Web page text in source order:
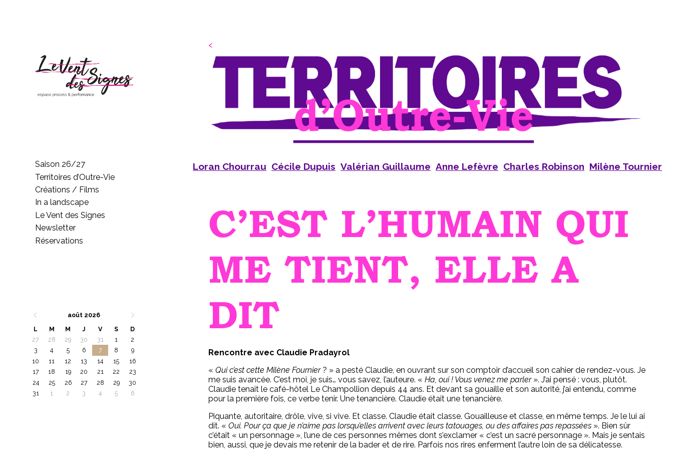
Saison 26/27
Territoires d’Outre-Vie
Créations / Films
In a landscape
Le Vent des Signes
Newsletter
Réservations
août 2026
L
M M J V S
D
27
28 29 30 31 1
2
3
4 5 6 7 8
9
10
11 12 13 14 15
16
17
18 19 20 21 22
23
24
25 26 27 28 29
30
31
1 2 3 4 5 6
<
Loran Chourrau Cécile Dupuis Valérian Guillaume Anne Lefèvre Charles Robinson Milène Tournier
C’EST L’HUMAIN QUI
ME TIENT, ELLE A
DIT
Rencontre avec Claudie Pradayrol
« Qui c’est cette Milène Fournier? » a pesté Claudie, en ouvrant sur son comptoir d’accueil son cahier de rendez-vous. Je
me suis avancée. C’est moi, je suis… vous savez, l’auteure. « Ha, oui ! Vous venez me parler». J’ai pensé : vous, plutôt.
Claudie tenait le café-hôtel Le Champollion depuis 44 ans. Et devant sa gouaille et son autorité, j’ai entendu, comme
pour la première fois, ce verbe tenir. Une tenancière. Claudie était une tenancière.
Piquante, autoritaire, drôle, vive, si vive. Et classe. Claudie était classe. Gouailleuse et classe, en même temps. Je le lui ai
dit. « Oui. Pour ça que je n’aime pas lorsqu’elles arrivent avec leurs tatouages, ou des affaires pas repassées». Bien sûr
c’était « un personnage », l’une de ces personnes mêmes dont s’exclamer « c’est un sacré personnage ». Mais je sentais
bien, aussi, que je devais me retenir de la bader et de rire. Parfois nos rires enferment l’autre loin de sa délicatesse.